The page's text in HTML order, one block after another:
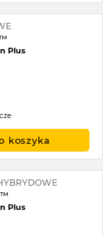
Plus
koszyka
Plus